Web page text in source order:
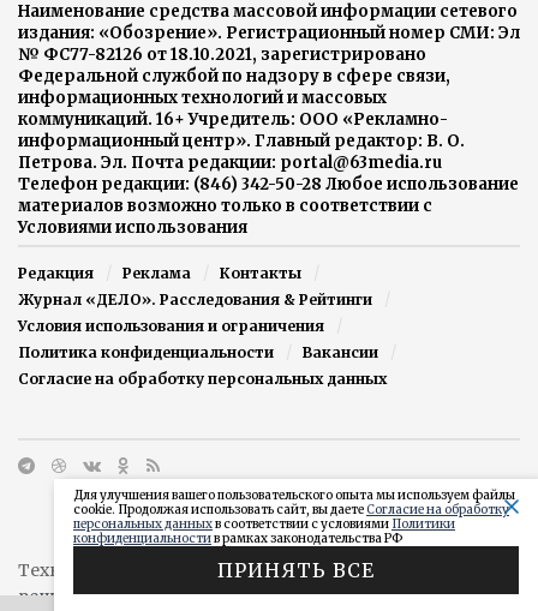
Наименование средства массовой информации сетевого
издания: «Обозрение». Регистрационный номер СМИ: Эл
№ ФС77-82126 от 18.10.2021, зарегистрировано
Федеральной службой по надзору в сфере связи,
информационных технологий и массовых
коммуникаций. 16+ Учредитель: ООО «Рекламно-
информационный центр». Главный редактор: В. О.
Петрова. Эл. Почта редакции: portal@63media.ru
Телефон редакции: (846) 342-50-28 Любое использование
материалов возможно только в соответствии с
Условиями использования
Редакция Реклама
Контакты
Журнал «ДЕЛО». Расследования & Рейтинги
Условия использования и ограничения
Политика конфиденциальности
Вакансии
Согласие на обработку персональных данных
Техническая поддержка сайта от агентства
решения"
Для улучшения вашего пользовательского опыта мы используем файлы
cookie. Продолжая использовать сайт, вы даетеСогласие на обработку
персональных данныхв соответствии с условиями Политики
конфиденциальностив рамках законодательства РФ
ПРИНЯТЬ ВСЕ